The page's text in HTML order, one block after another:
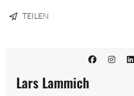
TEILEN
Lars Lammich